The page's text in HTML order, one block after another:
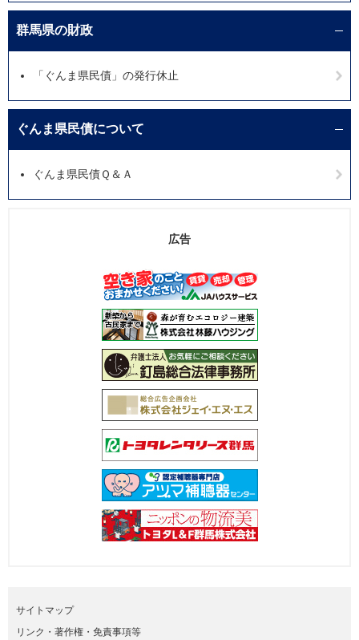
群馬県の財政
「ぐんま県民債」の発行休止
ぐんま県民債について
ぐんま県民債Ｑ＆Ａ
広告
サイトマップ
リンク・著作権・免責事項等